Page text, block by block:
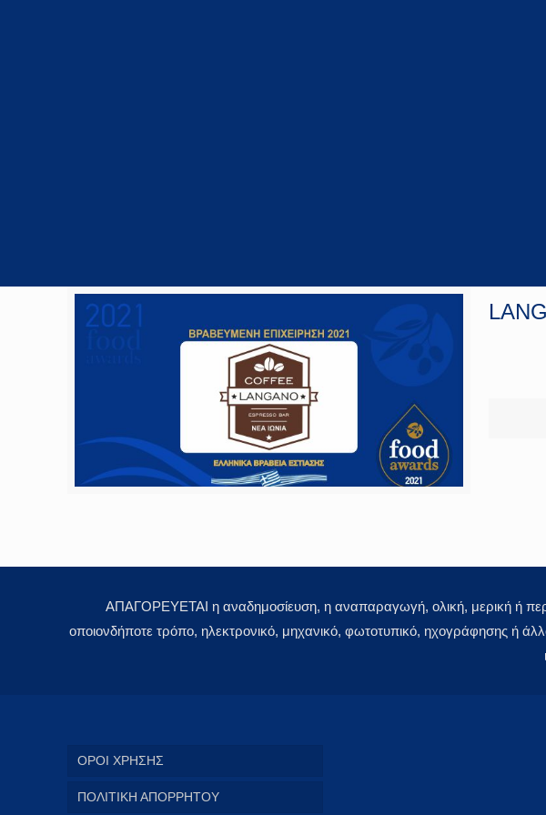
ΑΠΑΓΟΡΕΥΕΤΑΙ η αναδημοσίευση, η αναπαραγωγή, ολική, μερική ή
οποιονδήποτε τρόπο, ηλεκτρονικό, μηχανικό, φωτοτυπικό, ηχογράφησης ή
ΟΡΟΙ ΧΡΗΣΗΣ
ΠΟΛΙΤΙΚΗ ΑΠΟΡΡΗΤΟΥ